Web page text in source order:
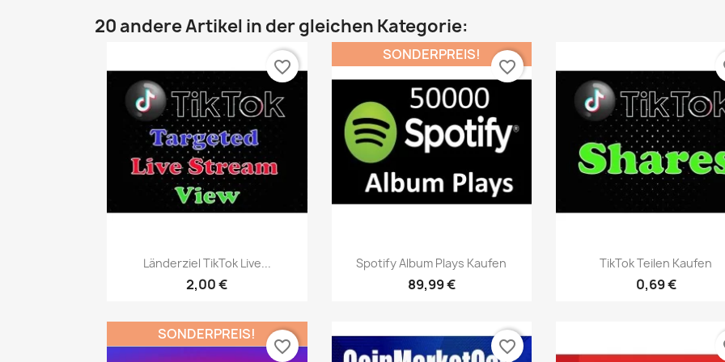
20 andere Artikel in der gleichen Kategorie:
Vorschau
Länderziel TikTok Live...
2,00 €
favorite_border
Vorschau
Spotify Album Plays Kaufen
89,99 €
SONDERPREIS!
favorite_border
Vorschau
TikTok Teilen Kaufen
0,69 €
SONDERPREIS!
favorite_border favorite_border